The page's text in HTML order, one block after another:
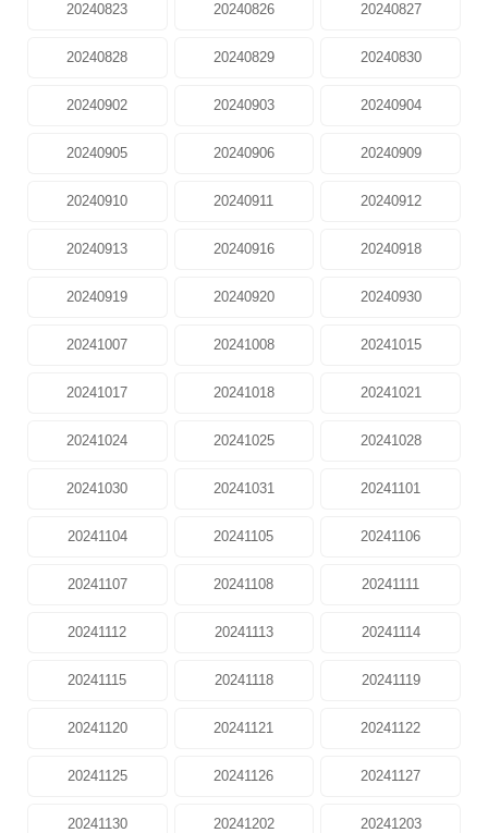
20240823 20240826 20240827
20240828 20240829 20240830
20240902 20240903 20240904
20240905 20240906 20240909
20240910 20240911 20240912
20240913 20240916 20240918
20240919 20240920 20240930
20241007 20241008 20241015
20241017 20241018 20241021
20241024 20241025 20241028
20241030 20241031 20241101
20241104 20241105 20241106
20241107 20241108 20241111
20241112 20241113 20241114
20241115 20241118 20241119
20241120 20241121 20241122
20241125 20241126 20241127
20241130 20241202 20241203